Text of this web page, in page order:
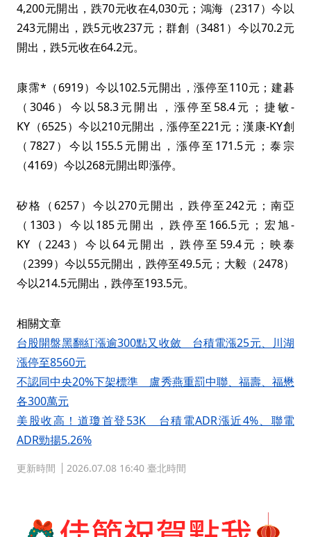
4,200元開出，跌70元收在4,030元；鴻海（2317）今以
243元開出，跌5元收237元；群創（3481）今以70.2元
開出，跌5元收在64.2元。
康霈*（6919）今以102.5元開出，漲停至110元；建碁
（3046）今以58.3元開出，漲停至58.4元；捷敏-
KY（6525）今以210元開出，漲停至221元；漢康-KY創
（7827）今以155.5元開出，漲停至171.5元；泰宗
（4169）今以268元開出即漲停。
矽格（6257）今以270元開出，跌停至242元；南亞
（1303）今以185元開出，跌停至166.5元；宏旭-
KY（2243）今以64元開出，跌停至59.4元；映泰
（2399）今以55元開出，跌停至49.5元；大毅（2478）
今以214.5元開出，跌停至193.5元。
相關文章
台股開盤黑翻紅漲逾300點又收斂 台積電漲25元、川湖
漲停至8560元
不認同中央20%下架標準 盧秀燕重罰中聯、福壽、福懋
各300萬元
美股收高！道瓊首登53K 台積電ADR漲近4%、聯電
ADR勁揚5.26%
更新時間 2026.07.08 16:40 臺北時間